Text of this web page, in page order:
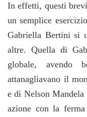
In effetti, questi
un semplice
Gabriella Bertini si
altre. Quella di
globale, avendo
attanagliavano il
e di Nelson Mandela
azione con la